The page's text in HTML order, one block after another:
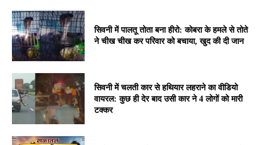
सिवनी में पालतू तोता बना हीरो: कोबरा के हमले से तोते
ने चीख चीख कर परिवार को बचाया, खुद की दी जान
सिवनी में चलती कार से हथियार लहराने का वीडियो
वायरल: कुछ ही देर बाद उसी कार ने 4 लोगों को मारी
टक्कर